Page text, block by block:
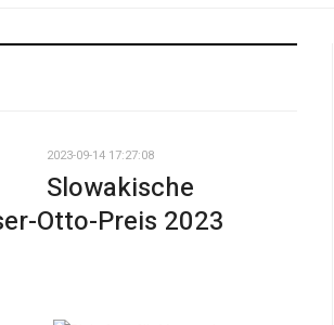
2023-09-14 17:27:08
Slowakische
Otto-Preis 2023